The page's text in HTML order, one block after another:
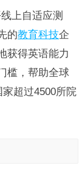
上自适应测
的教育科技企
获得英语能力
槛，帮助全球
超过4500所院